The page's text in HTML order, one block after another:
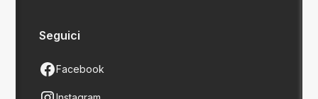
Seguici
Facebook